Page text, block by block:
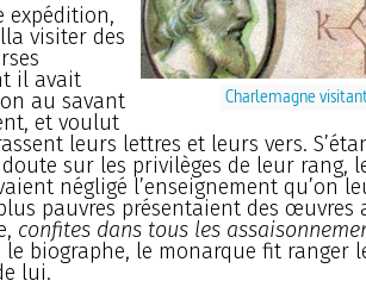
Charlemagne
expédition,
visiter des
il avait
au savant
et voulut
leurs lettres et leurs vers.
sur les privilèges de leur rang,
négligé l’enseignement qu’on
pauvres présentaient des œuvres
confites dans tous les
le biographe, le monarque fit ranger
lui.